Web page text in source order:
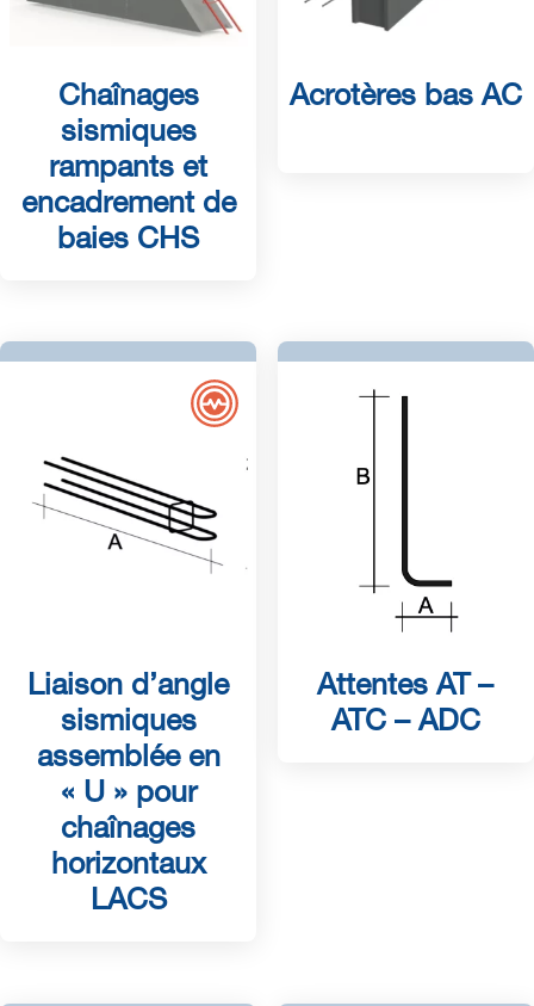
Chaînages
sismiques
rampants et
encadrement de
baies CHS
Acrotères bas AC
Liaison d’angle
sismiques
assemblée en
« U » pour
chaînages
horizontaux
LACS
Attentes AT –
ATC – ADC